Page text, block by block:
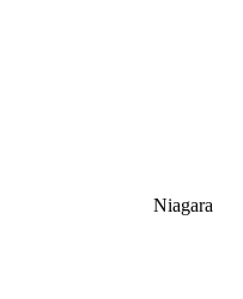
Niagara